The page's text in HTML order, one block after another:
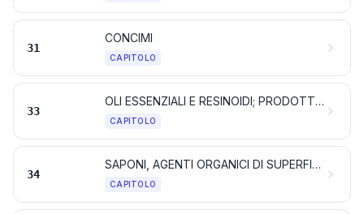
31
CONCIMI
CAPITOLO
33
OLI ESSENZIALI E RESINOIDI; PRODOTTI PER PROFUMERIA, PREPARAZIONI COSMETICHE O PER TOELETTA
CAPITOLO
34
SAPONI, AGENTI ORGANICI DI SUPERFICIE, PREPARAZIONI PER BUCATO, PREPARAZIONI LUBRIFICANTI, CERE ARTIFICIALI, CERE PREPARATE, PREPARAZIONI PER PULIRE E LUCIDARE, CANDELE E PRODOTTI SIMILI, PASTE PER MODELLARE, «CERE PER L'ODONTOIATRIA» E PREPARAZIONI PER L'ODONTOIATRIA A BASE DI GESSO
CAPITOLO